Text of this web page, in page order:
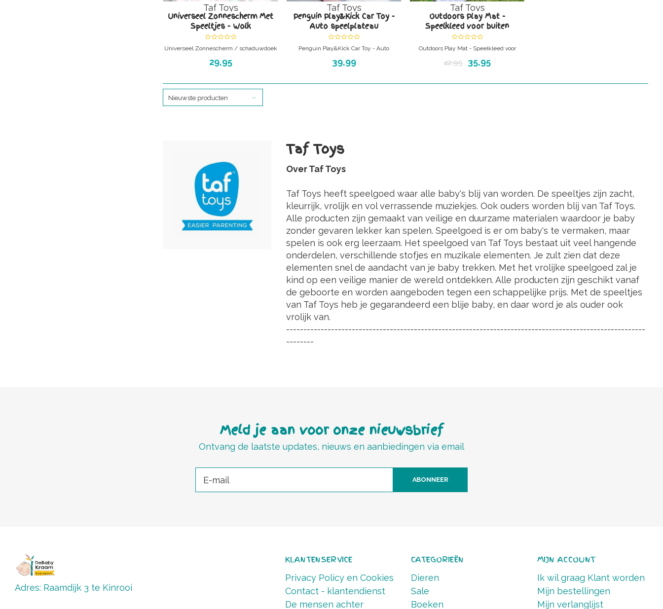
Taf Toys
Universeel Zonnescherm Met
Speeltjes - Wolk
Universeel Zonnescherm / schaduwdoek
met Speeltjes.
Model: wolkje met UV
29,95
Taf Toys
Penguin Play&Kick Car Toy -
Auto speelplateau
Penguin Play&Kick Car Toy - Auto
speelplateau
In-car playcenter
39,99
Taf Toys
Outdoors Play Mat -
Speelkleed voor buiten
Outdoors Play Mat - Speelkleed voor
buiten
Waterdicht speelkleed / picnick kleed
42,95 35,95
Nieuwste producten
Taf Toys
Over Taf Toys
Taf Toys heeft speelgoed waar alle baby's blij van worden. De speeltjes zijn zacht,
kleurrijk, vrolijk en vol verrassende muziekjes. Ook ouders worden blij van Taf Toys.
Alle producten zijn gemaakt van veilige en duurzame materialen waardoor je baby
zonder gevaren lekker kan spelen. Speelgoed is er om baby's te vermaken, maar
spelen is ook erg leerzaam. Het speelgoed van Taf Toys bestaat uit veel hangende
onderdelen, verschillende stofjes en muzikale elementen. Je zult zien dat deze
elementen snel de aandacht van je baby trekken. Met het vrolijke speelgoed zal je
kind op een veilige manier de wereld ontdekken. Alle producten zijn geschikt vanaf
de geboorte en worden aangeboden tegen een schappelijke prijs. Met de speeltjes
van Taf Toys heb je gegarandeerd een blije baby, en daar word je als ouder ook
vrolijk van.
--------------------------------------------------------------------------------------------------------
--------
Meld je aan voor onze nieuwsbrief
Ontvang de laatste updates, nieuws en aanbiedingen via email
ABONNEER
Adres: Raamdijk 3 te Kinrooi
KLANTENSERVICE
Privacy Policy en Cookies
Contact - klantendienst
De mensen achter
CATEGORIEËN
Dieren
Sale
Boeken
MIJN ACCOUNT
Ik wil graag Klant worden
Mijn bestellingen
Mijn verlanglijst